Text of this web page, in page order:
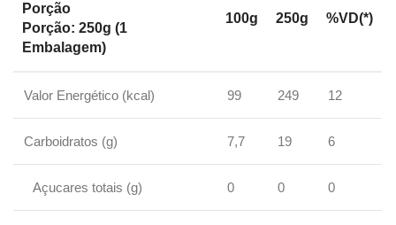
Porção
Porção: 250g (1
Embalagem)
100g 250g %VD(*)
Valor Energético (kcal) 99 249 12
Carboidratos (g) 7,7 19 6
Açucares totais (g) 0 0 0